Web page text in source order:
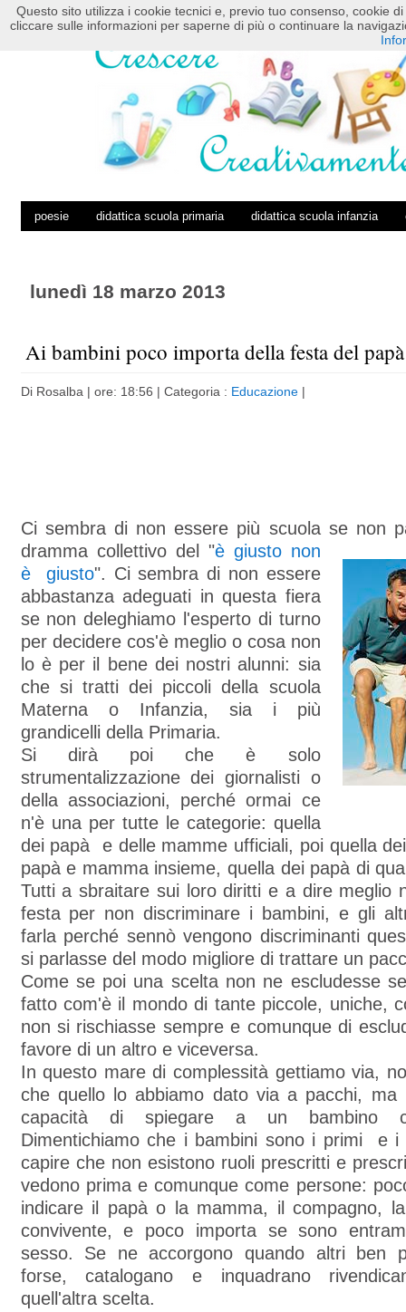
HOME POSTS RSS COMMENTS RSS
poesie didattica scuola primaria didattica scuola infanzia
lunedì 18 marzo 2013
Ai bambini poco importa della festa del papà
Di Rosalba | ore: 18:56 | Categoria : Educazione |
Ci sembra di non essere più scuola se non
dramma collettivo del "è giusto non
è giusto". Ci sembra di non essere
abbastanza adeguati in questa fiera
se non deleghiamo l'esperto di turno
per decidere cos'è meglio o cosa non
lo è per il bene dei nostri alunni: sia
che si tratti dei piccoli della scuola
Materna o Infanzia, sia i più
grandicelli della Primaria.
Si dirà poi che è solo
strumentalizzazione dei giornalisti o
della associazioni, perché ormai ce
n'è una per tutte le categorie: quella
dei papà e delle mamme ufficiali, poi quella
papà e mamma insieme, quella dei papà di
Tutti a sbraitare sui loro diritti e a dire meglio
festa per non discriminare i bambini, e gli
farla perché sennò vengono discriminanti
si parlasse del modo migliore di trattare un
Come se poi una scelta non ne escludesse
fatto com'è il mondo di tante piccole, uniche,
non si rischiasse sempre e comunque di
favore di un altro e viceversa.
In questo mare di complessità gettiamo via,
che quello lo abbiamo dato via a pacchi, ma
capacità di spiegare a un bambino
Dimentichiamo che i bambini sono i primi e i
capire che non esistono ruoli prescritti e
vedono prima e comunque come persone:
indicare il papà o la mamma, il compagno,
convivente, e poco importa se sono
sesso. Se ne accorgono quando altri ben
forse, catalogano e inquadrano
quell'altra scelta.
Questo sito utilizza i cookie tecnici e, previo tuo consenso, cookie
cliccare sulle informazioni per saperne di più o continuare la